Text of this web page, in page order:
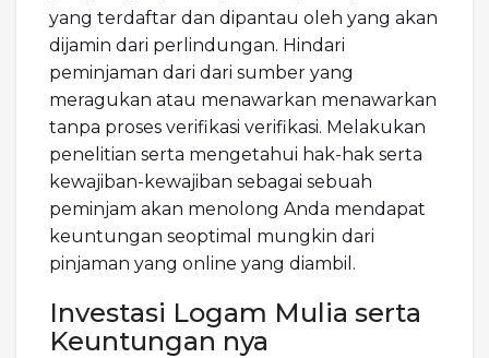
yang terdaftar dan dipantau oleh yang akan
dijamin dari perlindungan. Hindari
peminjaman dari dari sumber yang
meragukan atau menawarkan menawarkan
tanpa proses verifikasi verifikasi. Melakukan
penelitian serta mengetahui hak-hak serta
kewajiban-kewajiban sebagai sebuah
peminjam akan menolong Anda mendapat
keuntungan seoptimal mungkin dari
pinjaman yang online yang diambil.
Investasi Logam Mulia serta
Keuntungan nya